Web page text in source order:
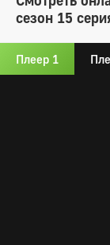
сезон 15
Плеер 1